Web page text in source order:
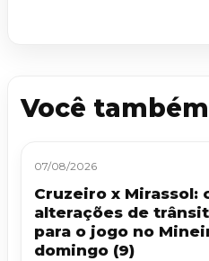
Você
07/08/2026
Cruzeiro x Mirassol:
alterações de
para o jogo no
domingo (9)